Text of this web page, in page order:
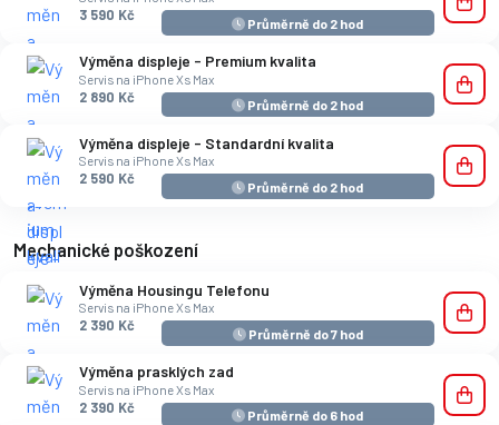
3 590 Kč
Průměrně do 2 hod
Výměna displeje - Premium kvalita
Servis na iPhone Xs Max
2 890 Kč
Průměrně do 2 hod
Výměna displeje - Standardní kvalita
Servis na iPhone Xs Max
2 590 Kč
Průměrně do 2 hod
Mechanické poškození
Výměna Housingu Telefonu
Servis na iPhone Xs Max
2 390 Kč
Průměrně do 7 hod
Výměna prasklých zad
Servis na iPhone Xs Max
2 390 Kč
Průměrně do 6 hod